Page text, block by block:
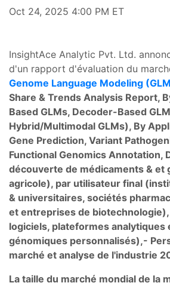
Oct 24, 2025 4:00 PM ET
InsightAce Analytic Pvt. Ltd.
d'un rapport d'évaluation du
Genome Language Modeling
Share & Trends Analysis Report,
Based GLMs, Decoder-Based
Hybrid/Multimodal GLMs), By
Gene Prediction, Variant
Functional Genomics Annotation,
découverte de médicaments & et
agricole), par utilisateur final
& universitaires, sociétés
et entreprises de
logiciels, plateformes analytiques
génomiques personnalisés),-
marché et analyse de l'industrie
La taille du marché mondial de la